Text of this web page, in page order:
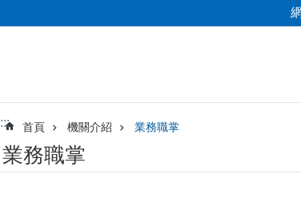
::: 首頁 機關介紹 業務職掌
業務職掌